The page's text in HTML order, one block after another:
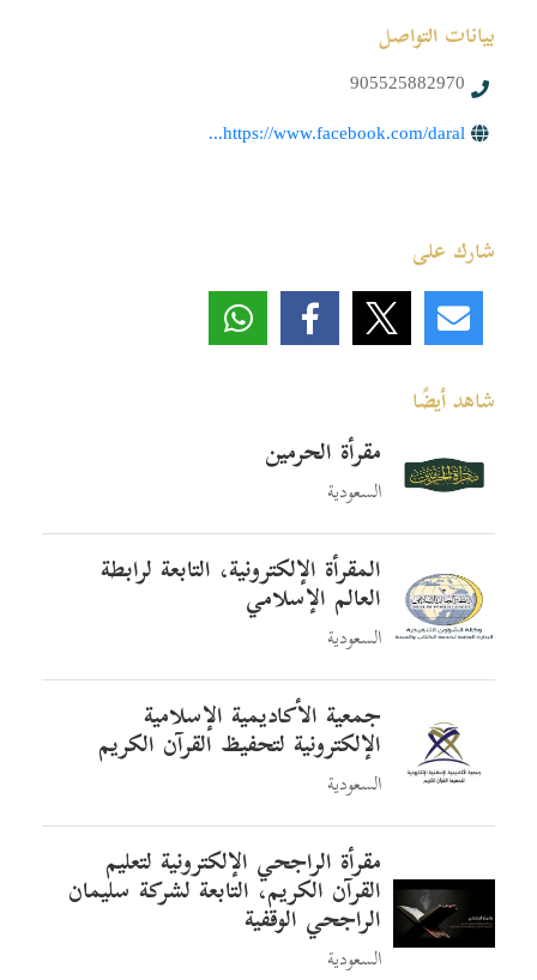
بيانات التواصل
905525882970
https://www.facebook.com/daral...
شارك على
شاهد أيضًا
مقرأة الحرمين
السعودية
المقرأة الإلكترونية، التابعة لرابطة
العالم الإسلامي
السعودية
جمعية الأكاديمية الإسلامية
الإلكترونية لتحفيظ القرآن الكريم
السعودية
مقرأة الراجحي الإلكترونية لتعليم
القرآن الكريم، التابعة لشركة سليمان
الراجحي الوقفية
السعودية